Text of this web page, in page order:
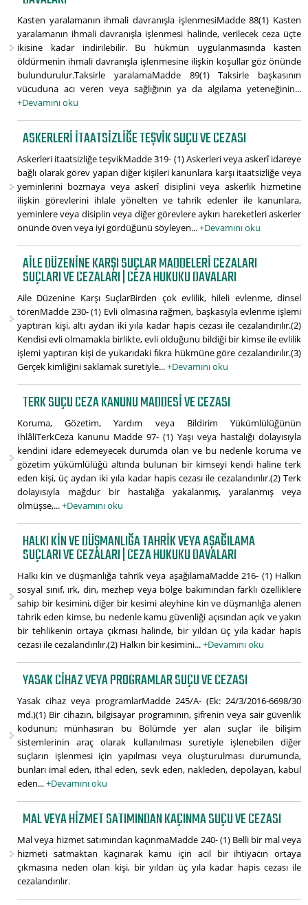
Kasten yaralamanın ihmali davranışla işlenmesiMadde 88(1) Kasten
yaralamanın ihmali davranışla işlenmesi halinde, verilecek ceza üçte
ikisine kadar indirilebilir. Bu hükmün uygulanmasında kasten
öldürmenin ihmali davranışla işlenmesine ilişkin koşullar göz önünde
bulundurulur.Taksirle yaralamaMadde 89(1) Taksirle başkasının
vücuduna acı veren veya sağlığının ya da algılama yeteneğinin...
+Devamını oku
ASKERLERI ITAATSIZLIĞE TEŞVIK SUÇU VE CEZASI
Askerleri itaatsizliğe teşvikMadde 319- (1) Askerleri veya askerî idareye
bağlı olarak görev yapan diğer kişileri kanunlara karşı itaatsizliğe veya
yeminlerini bozmaya veya askerî disiplini veya askerlik hizmetine
ilişkin görevlerini ihlale yönelten ve tahrik edenler ile kanunlara,
yeminlere veya disiplin veya diğer görevlere aykırı hareketleri askerler
önünde öven veya iyi gördüğünü söyleyen...+Devamını oku
AILE DÜZENINE KARŞI SUÇLAR MADDELERI CEZALARI
SUÇLARI VE CEZALARI | CEZA HUKUKU DAVALARI
Aile Düzenine Karşı SuçlarBirden çok evlilik, hileli evlenme, dinsel
törenMadde 230- (1) Evli olmasına rağmen, başkasıyla evlenme işlemi
yaptıran kişi, altı aydan iki yıla kadar hapis cezası ile cezalandırılır.(2)
Kendisi evli olmamakla birlikte, evli olduğunu bildiği bir kimse ile evlilik
işlemi yaptıran kişi de yukarıdaki fıkra hükmüne göre cezalandırılır.(3)
Gerçek kimliğini saklamak suretiyle...+Devamını oku
TERK SUÇU CEZA KANUNU MADDESI VE CEZASI
Koruma, Gözetim, Yardım veya Bildirim Yükümlülüğünün
İhlâliTerkCeza kanunu Madde 97- (1) Yaşı veya hastalığı dolayısıyla
kendini idare edemeyecek durumda olan ve bu nedenle koruma ve
gözetim yükümlülüğü altında bulunan bir kimseyi kendi haline terk
eden kişi, üç aydan iki yıla kadar hapis cezası ile cezalandırılır.(2) Terk
dolayısıyla mağdur bir hastalığa yakalanmış, yaralanmış veya
ölmüşse,...+Devamını oku
HALKI KIN VE DÜŞMANLIĞA TAHRIK VEYA AŞAĞILAMA
SUÇLARI VE CEZALARI | CEZA HUKUKU DAVALARI
Halkı kin ve düşmanlığa tahrik veya aşağılamaMadde 216- (1) Halkın
sosyal sınıf, ırk, din, mezhep veya bölge bakımından farklı özelliklere
sahip bir kesimini, diğer bir kesimi aleyhine kin ve düşmanlığa alenen
tahrik eden kimse, bu nedenle kamu güvenliği açısından açık ve yakın
bir tehlikenin ortaya çıkması halinde, bir yıldan üç yıla kadar hapis
cezası ile cezalandırılır.(2) Halkın bir kesimini...+Devamını oku
YASAK CIHAZ VEYA PROGRAMLAR SUÇU VE CEZASI
Yasak cihaz veya programlarMadde 245/A- (Ek: 24/3/2016-6698/30
md.)(1) Bir cihazın, bilgisayar programının, şifrenin veya sair güvenlik
kodunun; münhasıran bu Bölümde yer alan suçlar ile bilişim
sistemlerinin araç olarak kullanılması suretiyle işlenebilen diğer
suçların işlenmesi için yapılması veya oluşturulması durumunda,
bunları imal eden, ithal eden, sevk eden, nakleden, depolayan, kabul
eden...+Devamını oku
MAL VEYA HIZMET SATIMINDAN KAÇINMA SUÇU VE CEZASI
Mal veya hizmet satımından kaçınmaMadde 240- (1) Belli bir mal veya
hizmeti satmaktan kaçınarak kamu için acil bir ihtiyacın ortaya
çıkmasına neden olan kişi, bir yıldan üç yıla kadar hapis cezası ile
cezalandırılır.